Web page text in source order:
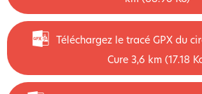
Téléchargez le tracé GPX du
Cure 3,6 km (17.18